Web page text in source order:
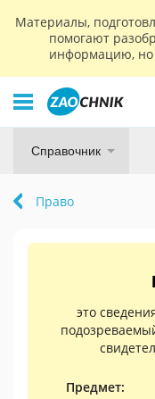
Материалы,
помогают
информацию, но
Справочник
Право
это
Предмет: